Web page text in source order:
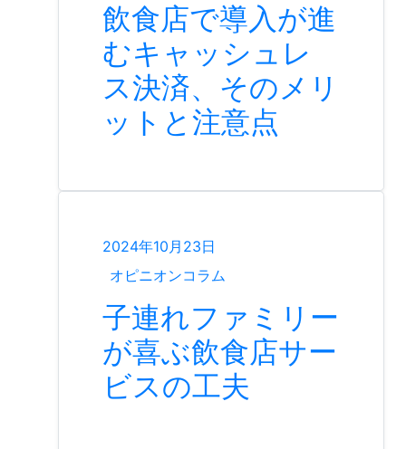
飲食店で導入が進
むキャッシュレ
ス決済、そのメリ
ットと注意点
2024年10月23日
オピニオンコラム
子連れファミリー
が喜ぶ飲食店サー
ビスの工夫